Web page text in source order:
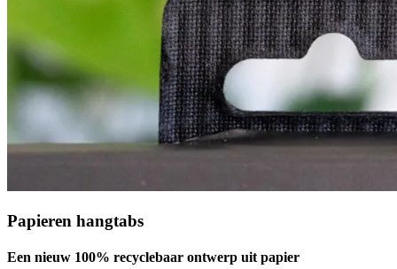
Papieren hangtabs
Een nieuw 100% recyclebaar ontwerp uit papier